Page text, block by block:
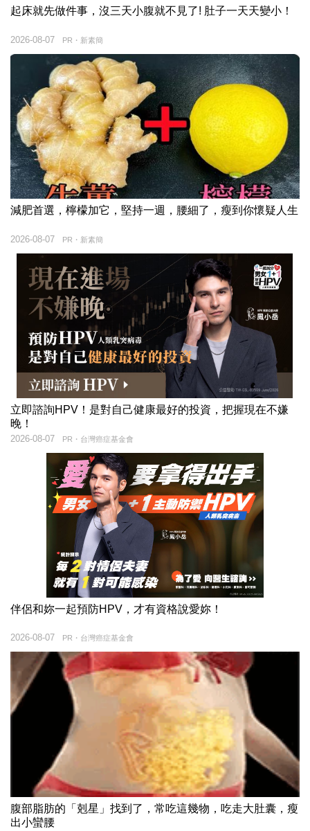
起床就先做件事，沒三天小腹就不見了! 肚子一天天變小！
PR・新素簡
2026-08-07
減肥首選，檸檬加它，堅持一週，腰細了，瘦到你懷疑人生
PR・新素簡
2026-08-07
立即諮詢HPV！是對自己健康最好的投資，把握現在不嫌
晚！
PR・台灣癌症基金會
2026-08-07
伴侶和妳一起預防HPV，才有資格說愛妳！
PR・台灣癌症基金會
2026-08-07
腹部脂肪的「剋星」找到了，常吃這幾物，吃走大肚囊，瘦
出小蠻腰